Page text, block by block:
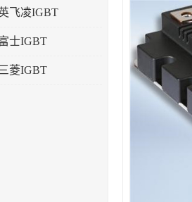
飞凌IGBT
士IGBT
菱IGBT